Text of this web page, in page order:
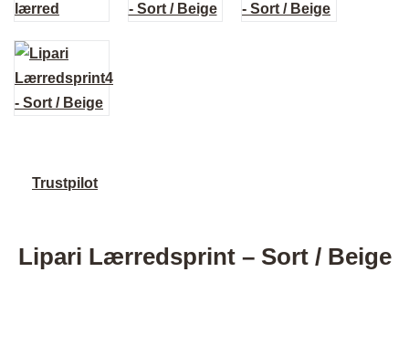
Trustpilot
Lipari Lærredsprint – Sort / Beige